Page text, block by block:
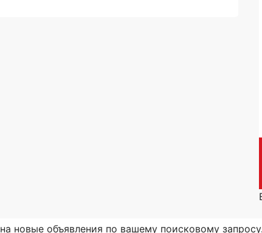
на новые объявления по вашему поисковому запросу.